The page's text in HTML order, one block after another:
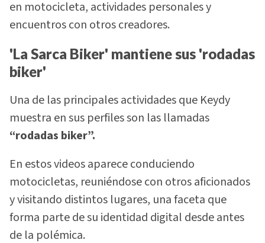
en motocicleta, actividades personales y
encuentros con otros creadores.
'La Sarca Biker' mantiene sus 'rodadas
biker'
Una de las principales actividades que Keydy
muestra en sus perfiles son las llamadas
“rodadas biker”.
En estos videos aparece conduciendo
motocicletas, reuniéndose con otros aficionados
y visitando distintos lugares, una faceta que
forma parte de su identidad digital desde antes
de la polémica.